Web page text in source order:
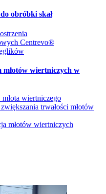
obróbki skał
Centrevo®
młotów wiertniczych w
wiertniczego
trwałości młotów
młotów wiertniczych